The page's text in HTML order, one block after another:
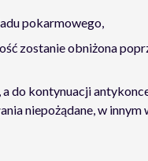
pokarmowego,
zostanie obniżona
do kontynuacji
niepożądane, w